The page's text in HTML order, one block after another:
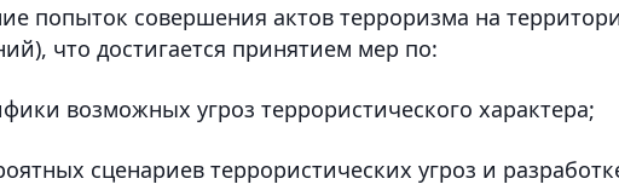
попыток совершения актов терроризма на
что достигается принятием мер по:
возможных угроз террористического характера;
сценариев террористических угроз и